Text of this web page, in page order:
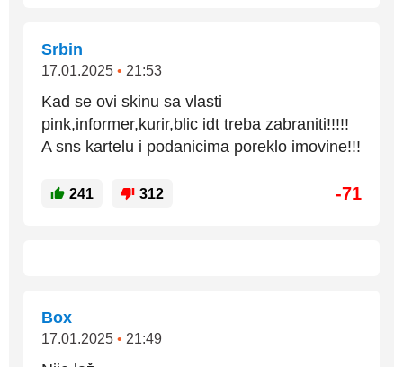
Srbin
17.01.2025 • 21:53
Kad se ovi skinu sa vlasti
pink,informer,kurir,blic idt treba zabraniti!!!!!
A sns kartelu i podanicima poreklo imovine!!!
241 312 -71
Box
17.01.2025 • 21:49